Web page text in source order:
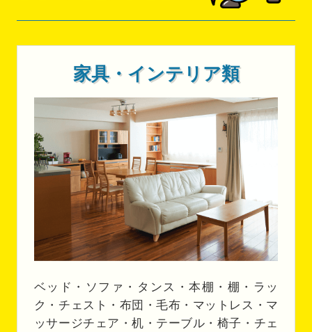
家具・インテリア類
ベッド・ソファ・タンス・本棚・棚・ラッ
ク・チェスト・布団・毛布・マットレス・マ
ッサージチェア・机・テーブル・椅子・チェ